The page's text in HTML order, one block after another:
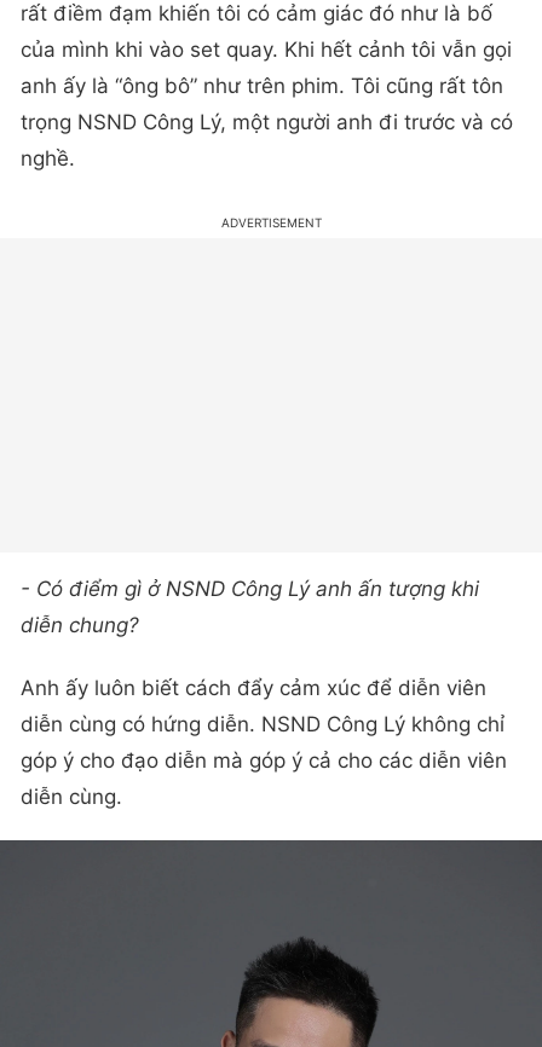
rất điềm đạm khiến tôi có cảm giác đó như là bố
của mình khi vào set quay. Khi hết cảnh tôi vẫn gọi
anh ấy là “ông bô” như trên phim. Tôi cũng rất tôn
trọng NSND Công Lý, một người anh đi trước và có
nghề.
- Có điểm gì ở NSND Công Lý anh ấn tượng khi
diễn chung?
Anh ấy luôn biết cách đẩy cảm xúc để diễn viên
diễn cùng có hứng diễn. NSND Công Lý không chỉ
góp ý cho đạo diễn mà góp ý cả cho các diễn viên
diễn cùng.